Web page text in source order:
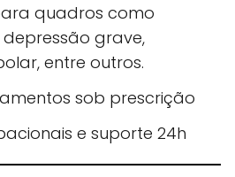
quadros como
depressão grave,
entre outros.
sob prescrição
e suporte 24h